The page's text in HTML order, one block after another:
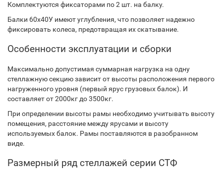
Комплектуются фиксаторами по 2 шт. на балку.
Балки 60х40У имеют углубления, что позволяет надежно
фиксировать колеса, предотвращая их скатывание.
Особенности эксплуатации и сборки
Максимально допустимая суммарная нагрузка на одну
стеллажную секцию зависит от высоты расположения первого
нагруженного уровня (первый ярус грузовых балок). И
составляет от 2000кг до 3500кг.
При определении высоты рамы необходимо учитывать высоту
помещения, расстояние между ярусами и высоту
используемых балок. Рамы поставляются в разобранном
виде.
Размерный ряд стеллажей серии СТФ